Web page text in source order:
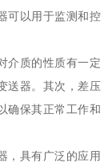
可以用于监测和控
介质的性质有一定
送器。其次，差压
确保其正常工作和
，具有广泛的应用